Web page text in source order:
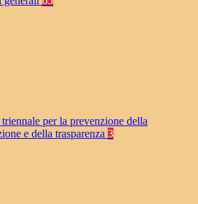
per la prevenzione della
e della trasparenza 3